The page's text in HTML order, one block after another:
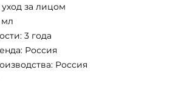
уход за лицом
3 года
Россия
Россия